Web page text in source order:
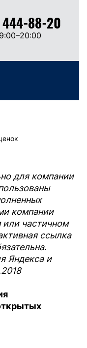
88-20
для компании
компании
частичном
ссылка
Яндекса и